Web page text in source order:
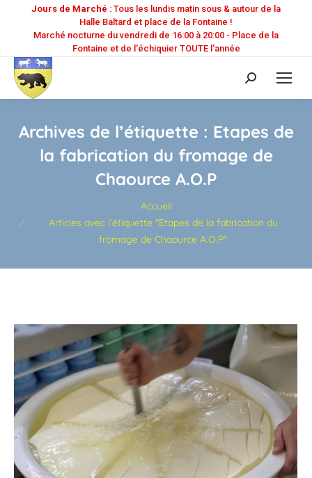
Jours de Marché : Tous les lundis matin sous & autour de la
Halle Baltard et place de la Fontaine !
Marché nocturne du vendredi de 16:00 à 20:00 - Place de la
Fontaine et de l'échiquier TOUTE l'année
Recherche
:
Archives de l’étiquette : Etapes de
la fabrication du fromage de
Chaource A.O.P
Accueil
Articles avec l’étiquette "Etapes de la fabrication du
fromage de Chaource A.O.P"